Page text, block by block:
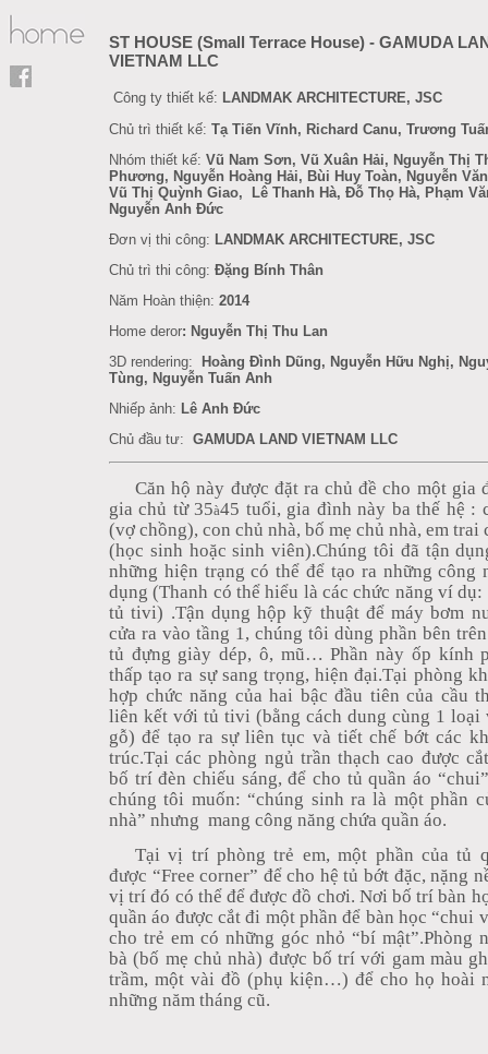
ST HOUSE (Small Terrace House) - GAMUDA
VIETNAM LLC
Công ty thiết kế: LANDMAK ARCHITECTURE, JSC
Chủ trì thiết kế: Tạ Tiến Vĩnh, Richard Canu, Trương
Nhóm thiết kế: Vũ Nam Sơn, Vũ Xuân Hải, Nguyễn Thị
Phương, Nguyễn Hoàng Hải, Bùi Huy Toàn, Nguyễn
Vũ Thị Quỳnh Giao,
Lê Thanh Hà, Đỗ Thọ Hà, Phạm
Nguyễn Anh Đức
Đơn vị thi công: LANDMAK ARCHITECTURE, JSC
Chủ trì thi công: Đặng Bính Thân
Năm Hoàn thiện: 2014
Home deror: Nguyễn Thị Thu Lan
3D rendering:
Hoàng Đình Dũng, Nguyễn Hữu Nghị,
Tùng, Nguyễn Tuấn Anh
Nhiếp ảnh: Lê Anh Đức
Chủ đầu tư: GAMUDA LAND VIETNAM LLC
Căn hộ này được đặt ra chủ đề cho một gia
gia chủ từ 35à45 tuổi, gia đình này ba thế hệ :
(vợ chồng), con chủ nhà, bố mẹ chủ nhà, em trai
(học sinh hoặc sinh viên).Chúng tôi đã tận
những hiện trạng có thể để tạo ra những công
dụng (Thanh có thể hiểu là các chức năng ví dụ:
tủ tivi) .Tận dụng hộp kỹ thuật để máy bơm
cửa ra vào tầng 1, chúng tôi dùng phần bên
tủ đựng giày dép, ô, mũ… Phần này ốp kính
thấp tạo ra sự sang trọng, hiện đại.Tại phòng
hợp chức năng của hai bậc đầu tiên của cầu
liên kết với tủ tivi (bằng cách dung cùng 1 loại
gỗ) để tạo ra sự liên tục và tiết chế bớt các
trúc.Tại các phòng ngủ trần thạch cao được
bố trí đèn chiếu sáng, để cho tủ quần áo
chúng tôi muốn: “chúng sinh ra là một phần
nhà” nhưng mang công năng chứa quần áo.
Tại vị trí phòng trẻ em, một phần của tủ
được “Free corner” để cho hệ tủ bớt đặc, nặng
vị trí đó có thể để được đồ chơi. Nơi bố trí bàn
quần áo được cắt đi một phần để bàn học “chui
cho trẻ em có những góc nhỏ “bí mật”.Phòng
bà (bố mẹ chủ nhà) được bố trí với gam màu
trầm, một vài đồ (phụ kiện…) để cho họ hoài
những năm tháng cũ.